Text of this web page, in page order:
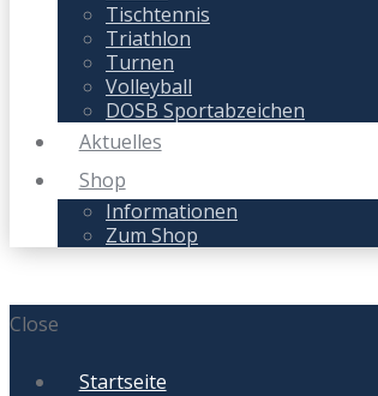
Tischtennis
Triathlon
Turnen
Volleyball
DOSB Sportabzeichen
Aktuelles
Shop
Informationen
Zum Shop
Close
Startseite